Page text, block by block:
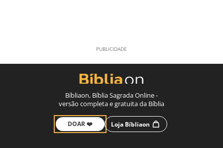
Bíbliaon, Bíblia Sagrada Online -
versão completa e gratuita da Bíblia
DOAR ❤️ Loja Bíbliaon